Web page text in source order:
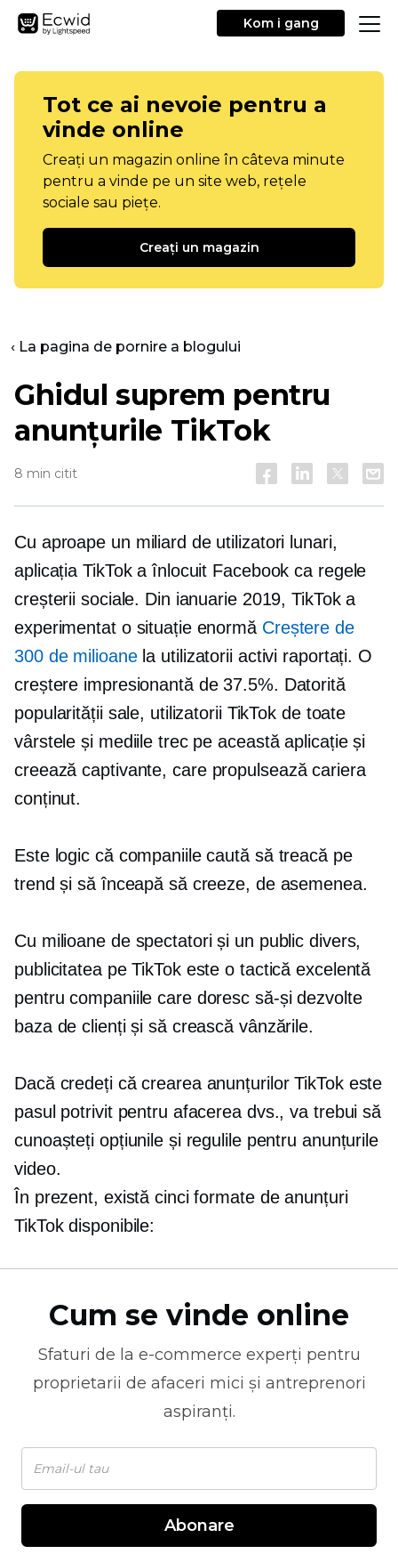
Kom i gang
Tot ce ai nevoie pentru a
vinde online
Creați un magazin online în câteva minute
pentru a vinde pe un site web, rețele
sociale sau piețe.
Creați un magazin
‹ La pagina de pornire a blogului
Ghidul suprem pentru
anunțurile TikTok
8 min citit
Cu aproape un miliard de utilizatori lunari,
aplicația TikTok a înlocuit Facebook ca regele
creșterii sociale. Din ianuarie 2019, TikTok a
experimentat o situație enormă Creștere de
300 de milioanela utilizatorii activi raportați. O
creștere impresionantă de 37.5%. Datorită
popularității sale, utilizatorii TikTok de toate
vârstele și mediile trec pe această aplicație și
creează captivante, care propulsează cariera
conținut.
Este logic că companiile caută să treacă pe
trend și să înceapă să creeze, de asemenea.
Cu milioane de spectatori și un public divers,
publicitatea pe TikTok este o tactică excelentă
pentru companiile care doresc să-și dezvolte
baza de clienți și să crească vânzările.
Dacă credeți că crearea anunțurilor TikTok este
pasul potrivit pentru afacerea dvs., va trebui să
cunoașteți opțiunile și regulile pentru anunțurile
video.
În prezent, există cinci formate de anunțuri
TikTok disponibile:
Cum se vinde online
Sfaturi de la e-commerce experți pentru
proprietarii de afaceri mici și antreprenori
aspiranți.
Abonare